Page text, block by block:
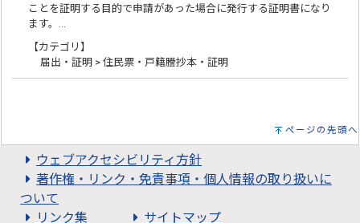
ことを証明する目的で申請があった場合に発行する証明書になり
ます。…
【カテゴリ】
届出・証明 > 住民票・戸籍謄抄本・証明
ページの先頭へ
ウェブアクセシビリティ方針
著作権・リンク・免責事項・個人情報の取り扱いに
ついて
リンク集
サイトマップ